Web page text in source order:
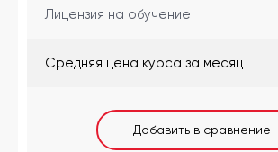
Лицензия на обучение
Cредняя цена курса за месяц
Добавить в сравнение